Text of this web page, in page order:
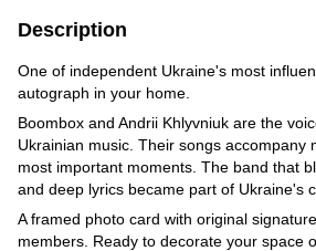
Description
One of independent Ukraine's most
autograph in your home.
Boombox and Andrii Khlyvniuk are the
Ukrainian music. Their songs accompany
most important moments. The band that
and deep lyrics became part of Ukraine's
A framed photo card with original
members. Ready to decorate your space